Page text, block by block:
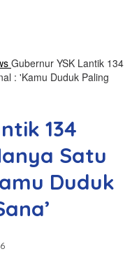
Gubernur YSK Lantik 134
: 'Kamu Duduk Paling
134
Satu
Duduk